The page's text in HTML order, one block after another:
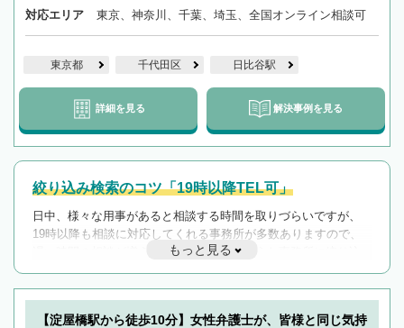
対応エリア 東京、神奈川、千葉、埼玉、全国オンライン相談可
東京都 千代田区 日比谷駅
詳細を見る 解決事例を見る
絞り込み検索のコツ「19時以降TEL可」
日中、様々な用事があると相談する時間を取りづらいですが、
19時以降も相談に対応してくれる事務所が多数ありますので、
遅い時間の相談が増えそうな場合はそのような事務所に絞り込
んで検索してみましょう。
19時以降TEL可の条件
を加えて再検索
もっと見る
【淀屋橋駅から徒歩10分】女性弁護士が、皆様と同じ気持